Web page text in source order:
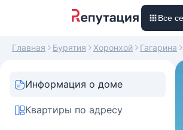
Все
Главная Бурятия Хоронхой Гагарина
Информация о доме
Квартиры по адресу